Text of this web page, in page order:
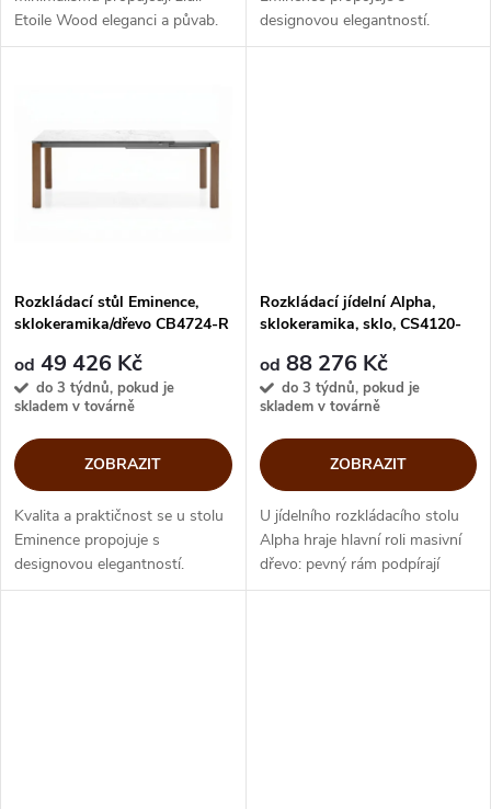
k
ů
u
ů
Etoile Wood eleganci a půvab.
Tvar opěradla se zužuje
designovou elegantností.
Dřevěnou desku stolu podpírá
Rozkládací stůl Eminence,
sklokeramika/dřevo CB4724-R
od 49 426 Kč
do 3 týdnů, pokud je
skladem v továrně
ZOBRAZIT
Kvalita a praktičnost se u stolu
Eminence propojuje s
designovou elegantností.
Sklokeramickou desku stolu
Rozkládací jídelní Alpha,
sklokeramika, sklo, CS4120-
od 88 276 Kč
do 3 týdnů, pokud je
skladem v továrně
ZOBRAZIT
U jídelního rozkládacího stolu
Alpha hraje hlavní roli masivní
dřevo: pevný rám podpírají
mírně kónické nohy. Subtilní